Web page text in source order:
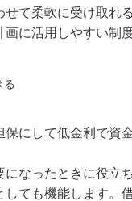
せて柔軟に受け取れ
に活用しやすい制度
る
にして低金利で資
になったときに役立
しても機能します。